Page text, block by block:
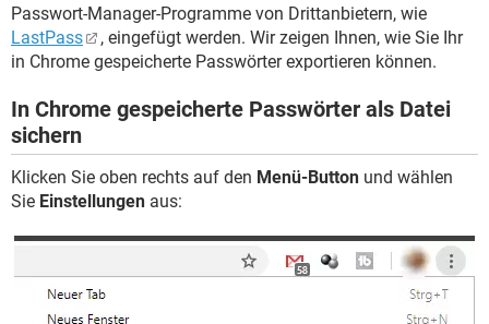
Passwort-Manager-Programme von Drittanbietern, wie
LastPass
, eingefügt werden. Wir zeigen Ihnen, wie Sie Ihr
in Chrome gespeicherte Passwörter exportieren können.
In Chrome gespeicherte Passwörter als Datei
sichern
Klicken Sie oben rechts auf den Menü-Button und wählen
Sie Einstellungen aus: